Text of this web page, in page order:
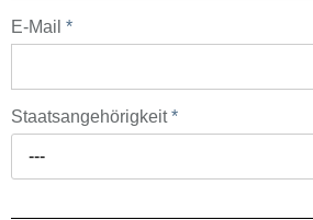
E-Mail *
Staatsangehörigkeit*
---